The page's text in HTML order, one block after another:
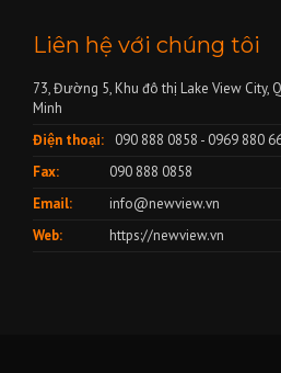
Liên hệ với chúng tôi
73, Đường 5, Khu đô thị Lake View City,
Minh
Điện thoại:
090 888 0858 - 0969 880
Fax:
090 888 0858
Email:
info@newview.vn
Web:
https://newview.vn